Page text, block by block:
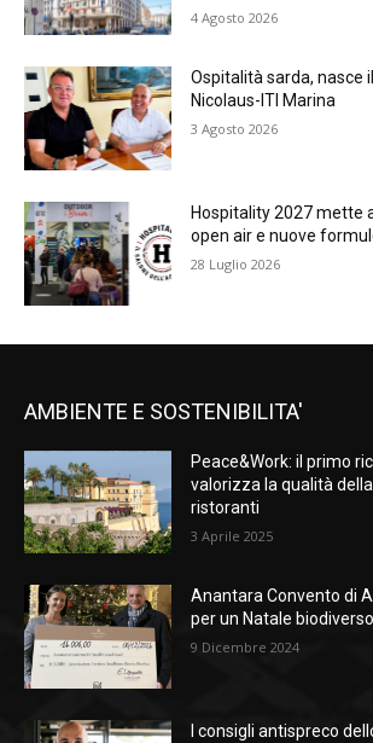
4 Agosto 2026
Ospitalità sarda, nasce
Nicolaus-ITI Marina
3 Agosto 2026
Hospitality 2027 mette
open air e nuove
28 Luglio 2026
AMBIENTE E SOSTENIBILITA'
Peace&Work: il primo
valorizza la qualità
ristoranti
3 Aprile 2025
Anantara Convento di
per un Natale biodiverso
9 Dicembre 2024
I consigli antispreco